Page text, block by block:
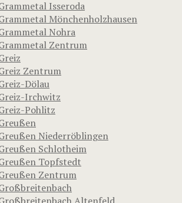
Isseroda
Mönchenholzhausen
Nohra
Zentrum
Zentrum
Dölau
Irchwitz
Pohlitz
Niederröblingen
Schlotheim
Topfstedt
Zentrum